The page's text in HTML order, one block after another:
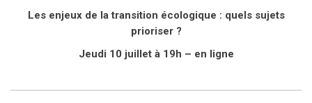
Les enjeux de la transition écologique : quels sujets
prioriser ?
Jeudi 10 juillet à 19h – en ligne